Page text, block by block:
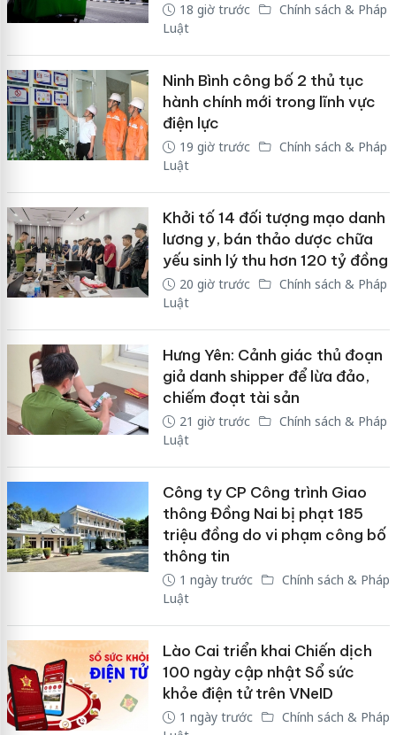
18 giờ trước
Chính sách & Pháp
Luật
Ninh Bình công bố 2 thủ tục
hành chính mới trong lĩnh vực
điện lực
19 giờ trước
Chính sách & Pháp
Luật
Khởi tố 14 đối tượng mạo danh
lương y, bán thảo dược chữa
yếu sinh lý thu hơn 120 tỷ đồng
20 giờ trước
Chính sách & Pháp
Luật
Hưng Yên: Cảnh giác thủ đoạn
giả danh shipper để lừa đảo,
chiếm đoạt tài sản
21 giờ trước
Chính sách & Pháp
Luật
Công ty CP Công trình Giao
thông Đồng Nai bị phạt 185
triệu đồng do vi phạm công bố
thông tin
1 ngày trước
Chính sách & Pháp
Luật
Lào Cai triển khai Chiến dịch
100 ngày cập nhật Sổ sức
khỏe điện tử trên VNeID
1 ngày trước
Chính sách & Pháp